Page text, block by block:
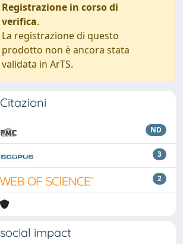
Registrazione in corso di
verifica.
La registrazione di questo
prodotto non è ancora stata
validata in ArTS.
Citazioni
ND
3
2
social impact